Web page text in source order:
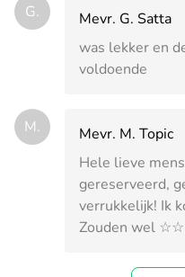
G.
Mevr. G. Satta
was lekker en
voldoende
M.
Mevr. M. Topic
Hele lieve
gereserveerd,
verrukkelijk! Ik
Zouden wel